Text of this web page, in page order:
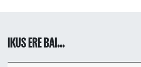
IKUS ERE BAI...